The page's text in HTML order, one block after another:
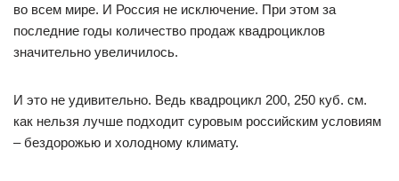
во всем мире. И Россия не исключение. При этом за
последние годы количество продаж квадроциклов
значительно увеличилось.
И это не удивительно. Ведь квадроцикл 200, 250 куб. см.
как нельзя лучше подходит суровым российским условиям
– бездорожью и холодному климату.